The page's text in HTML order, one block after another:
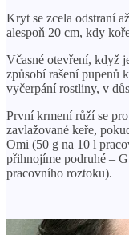
Kryt se zcela odstraní
alespoň 20 cm, kdy
Včasné otevření, když
způsobí rašení pupenů
vyčerpání rostliny, v
První krmení růží se
zavlažované keře,
Omi (50 g na 10 l
přihnojíme podruhé –
pracovního roztoku).